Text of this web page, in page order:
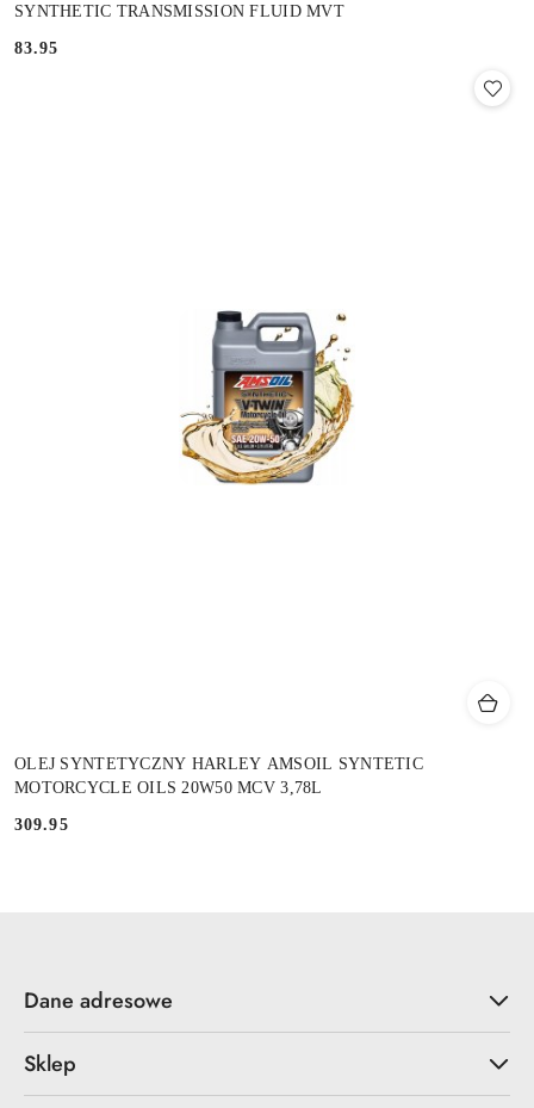
SYNTHETIC TRANSMISSION FLUID MVT
Cena:
83.95
OLEJ SYNTETYCZNY HARLEY AMSOIL SYNTETIC
MOTORCYCLE OILS 20W50 MCV 3,78L
Cena:
309.95
Dane adresowe
Sklep